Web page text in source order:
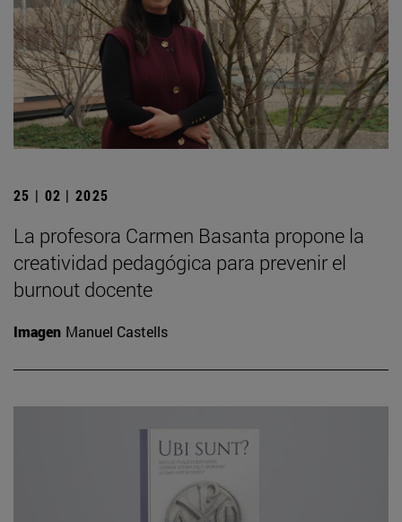
25 | 02 | 2025
La profesora Carmen Basanta propone la
creatividad pedagógica para prevenir el
burnout docente
Imagen Manuel Castells